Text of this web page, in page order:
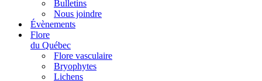
Bulletins
Nous joindre
Évènements
Flore
du Québec
Flore vasculaire
Bryophytes
Lichens